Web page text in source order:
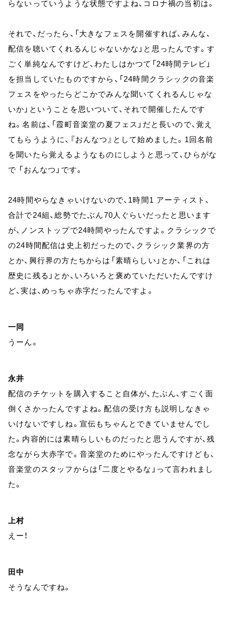
らないっていうような状態ですよね、コロナ禍の当初は。
それで、だったら、「大きなフェスを開催すれば、みんな、
配信を聴いてくれるんじゃないかな」と思ったんです。す
ごく単純なんですけど、わたしはかつて「24時間テレビ」
を担当していたものですから、「24時間クラシックの音楽
フェスをやったらどこかでみんな聞いてくれるんじゃな
いか」ということを思いついて、それで開催したんです
ね。名前は、「霞町音楽堂の夏フェス」だと長いので、覚え
てもらうように、『おんなつ』として始めました。1回名前
を聞いたら覚えるようなものにしようと思って、ひらがな
で 「おんなつ」です。
24時間やらなきゃいけないので、1時間1 アーティスト、
合計で24組、総勢でたぶん70人ぐらいだったと思います
が、ノンストップで24時間やったんですよ。クラシックで
の24時間配信は史上初だったので、クラシック業界の方
とか、興行界の方たちからは「素晴らしい」とか、「これは
歴史に残る」とか、いろいろと褒めていただいたんですけ
ど、実は、めっちゃ赤字だったんですよ。
一同
うーん。
永井
配信のチケットを購入すること自体が、たぶん、すごく面
倒くさかったんですよね。配信の受け方も説明しなきゃ
いけないですしね。宣伝もちゃんとできていませんでし
た。内容的には素晴らしいものだったと思うんですが、残
念ながら大赤字で。音楽堂のためにやったんですけども、
音楽堂のスタッフからは「二度とやるな」って言われまし
た。
上村
えー！
田中
そうなんですね。